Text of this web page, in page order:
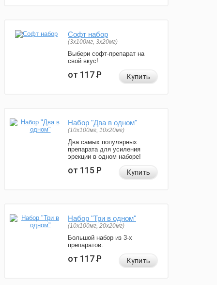
Софт набор
(3x100мг, 3x20мг)
Выбери софт-препарат на
свой вкус!
от 117Р Купить
Набор "Два в одном"
(10x100мг, 10x20мг)
Два самых популярных
препарата для усиления
эрекции в одном наборе!
от 115Р Купить
Набор "Три в одном"
(10x100мг, 20x20мг)
Большой набор из 3-х
препаратов.
от 117Р Купить